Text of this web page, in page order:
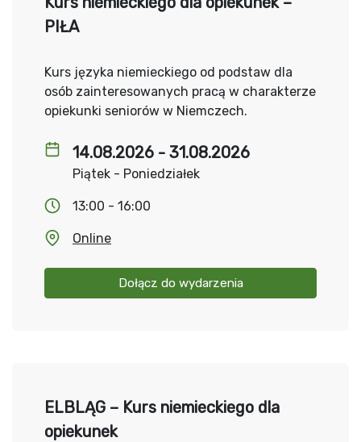
14.08.2026 - 31.08.2026
Piątek - Poniedziałek
13:00 - 16:00
Online
Dołącz do wydarzenia
PIŁA
Kurs języka niemieckiego od podstaw dla
osób zainteresowanych pracą w charakterze
opiekunki seniorów w Niemczech.
ELBLĄG – Kurs niemieckiego dla
opiekunek